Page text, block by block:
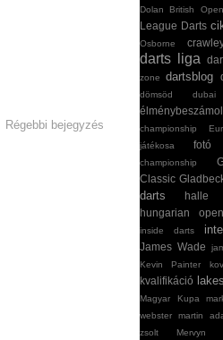
Régebbi bejegyzés
Dolan
British Open
League Darts
Osborne
darts liga
zone
dartsblog
dömsöd dubai
championship
játékosa
fotó
championship
Classic
darts
halle
hungarian open
inside darts
James Wade
Kevin Painter
kvalifikáció
Magyar Kupa
webster
martin
zsolt
Mervyn